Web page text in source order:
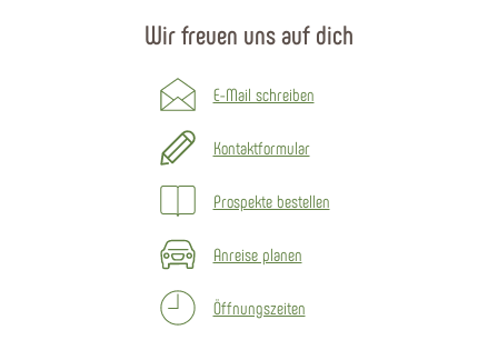
Wir freuen uns auf dich
E-Mail schreiben
Kontaktformular
Prospekte bestellen
Anreise planen
Öffnungszeiten